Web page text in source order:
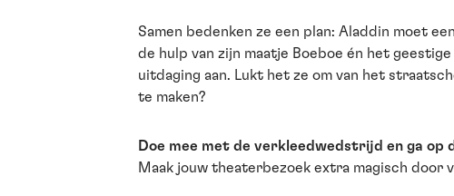
Samen bedenken ze een plan: Aladdin moet
de hulp van zijn maatje Boeboe én het
uitdaging aan. Lukt het ze om van het
te maken?
Doe mee met de verkleedwedstrijd en ga op
Maak jouw theaterbezoek extra magisch door